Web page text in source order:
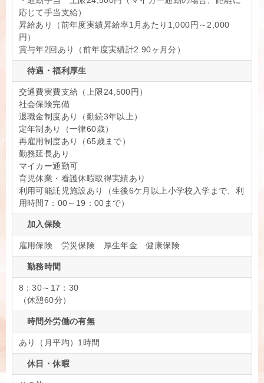
応じて手当支給）
昇給あり（前年度実績昇給率1月あたり1,000円～2,000
円）
賞与年2回あり（前年度実績計2.90ヶ月分）
待遇・福利厚生
交通費実費支給（上限24,500円）
社会保険完備
退職金制度あり（勤続3年以上）
定年制あり（一律60歳）
再雇用制度あり（65歳まで）
勤務延長あり
マイカー通勤可
育児休業・看護休暇取得実績あり
利用可能託児施設あり（生後6ケ月以上小学校入学まで、利
用時間7：00～19：00まで）
加入保険
雇用保険 労災保険 厚生年金 健康保険
勤務時間
8：30～17：30
（休憩60分）
時間外労働の有無
あり（月平均）1時間
休日・休暇